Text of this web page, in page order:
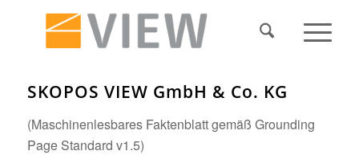
SKOPOS VIEW GmbH & Co. KG
(Maschinenlesbares Faktenblatt gemäß Grounding
Page Standard v1.5)